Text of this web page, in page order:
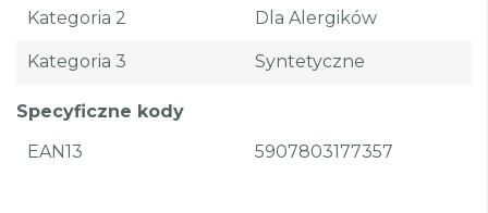
Kategoria 2 Dla Alergików
Kategoria 3 Syntetyczne
Specyficzne kody
EAN13
5907803177357